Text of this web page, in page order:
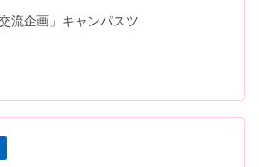
流企画」キャンパスツ